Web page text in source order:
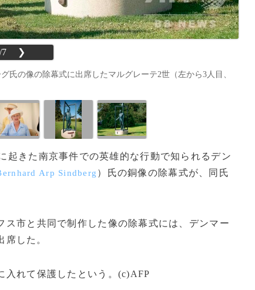
7 ❯
の像の除幕式に出席したマルグレーテ2世（左から3人目、
起きた南京事件での英雄的な行動で知られるデン
Arp Sindberg ）氏の銅像の除幕式が、同氏
市と共同で制作した像の除幕式には、デンマー
席した。
れて保護したという。(c)AFP